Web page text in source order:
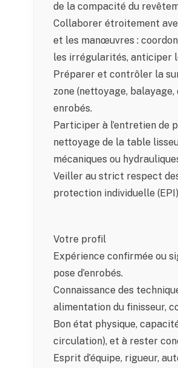
de la compacité du
Collaborer étroitement
et les manœuvres :
les irrégularités, anticiper
Préparer et contrôler la
zone (nettoyage,
enrobés.
Participer à l’entretien de
nettoyage de la table
mécaniques ou
Veiller au strict respect
protection individuelle
Votre profil
Expérience confirmée ou
pose d’enrobés.
Connaissance des
alimentation du finisseur,
Bon état physique,
circulation), et à rester
Esprit d’équipe, rigueur,